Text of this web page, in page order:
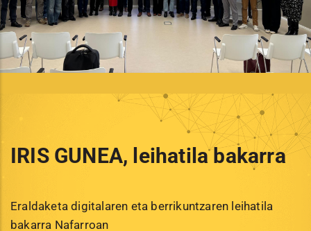
IRIS GUNEA, leihatila bakarra
Eraldaketa digitalaren eta berrikuntzaren leihatila
bakarra Nafarroan